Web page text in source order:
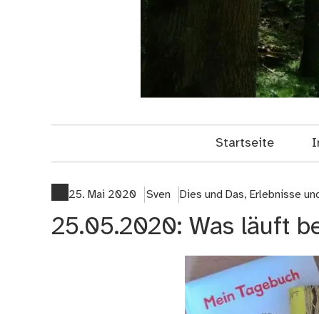
Startseite
25. Mai 2020 Sven Dies und Das, Erlebnisse
25.05.2020: Was läuft